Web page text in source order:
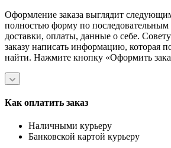
Оформление заказа выглядит
полностью форму по последовательным
доставки, оплаты, данные о себе.
заказу написать информацию, которая
найти. Нажмите кнопку «Оформить
Как оплатить заказ
Наличными курьеру
Банковской картой курьеру